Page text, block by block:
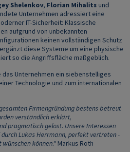
Shelenkov, Florian Mihalits und
Unternehmen adressiert eine
IT-Sicherheit: Klassische
aufgrund von unbekannten
keinen vollständigen Schutz
ergänzt diese Systeme um eine physische
so die Angriffsfläche maßgeblich.
das Unternehmen ein siebenstelliges
Technologie und zum internationalen
Firmengründung bestens betreut
verständlich erklärt,
pragmatisch gelöst. Unsere Interessen
durch Lukas Herrmann, perfekt vertreten -
können." Markus Roth